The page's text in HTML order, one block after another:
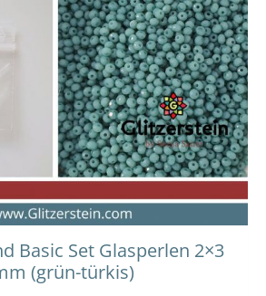
Basic Set Glasperlen 2×3
(grün-türkis)
mehrere
Varianten
auf.
Die
Optionen
können
auf
der
werden
13,00 €